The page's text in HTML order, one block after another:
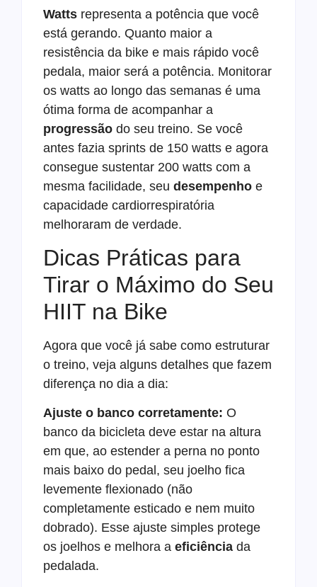
Watts representa a potência que você
está gerando. Quanto maior a
resistência da bike e mais rápido você
pedala, maior será a potência. Monitorar
os watts ao longo das semanas é uma
ótima forma de acompanhar a
progressão do seu treino. Se você
antes fazia sprints de 150 watts e agora
consegue sustentar 200 watts com a
mesma facilidade, seu desempenho e
capacidade cardiorrespiratória
melhoraram de verdade.
Dicas Práticas para
Tirar o Máximo do Seu
HIIT na Bike
Agora que você já sabe como estruturar
o treino, veja alguns detalhes que fazem
diferença no dia a dia:
Ajuste o banco corretamente: O
banco da bicicleta deve estar na altura
em que, ao estender a perna no ponto
mais baixo do pedal, seu joelho fica
levemente flexionado (não
completamente esticado e nem muito
dobrado). Esse ajuste simples protege
os joelhos e melhora a eficiência da
pedalada.